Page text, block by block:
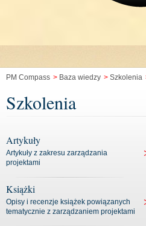
PM Compass > Baza wiedzy > Szkolenia
Szkolenia
Artykuły
Artykuły z zakresu zarządzania
projektami
Książki
Opisy i recenzje książek powiązanych
tematycznie z zarządzaniem projektami